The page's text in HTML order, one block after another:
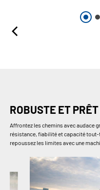
ROBUSTE ET
Affrontez les chemins avec audace
résistance, fiabilité et capacité
repoussez les limites avec une